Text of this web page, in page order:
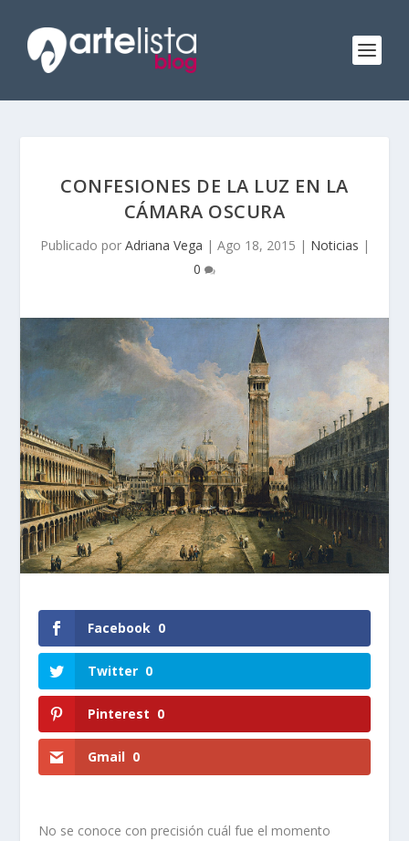
CONFESIONES DE LA LUZ EN LA
CÁMARA OSCURA
Publicado por Adriana Vega | Ago 18, 2015 | Noticias |
0
Facebook 0
Twitter 0
Pinterest 0
Gmail 0
No se conoce con precisión cuál fue el momento